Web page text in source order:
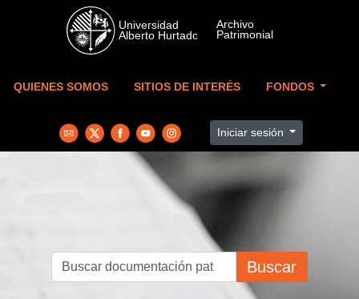
Skip to main content
QUIENES SOMOS SITIOS DE INTERÉS FONDOS
Iniciar sesión
Buscar